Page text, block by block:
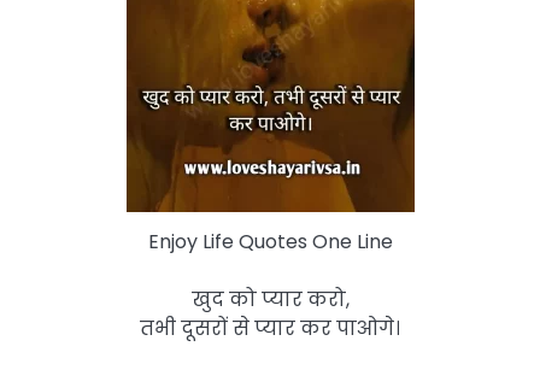
Enjoy Life Quotes One Line
खुद को प्यार करो,
तभी दूसरों से प्यार कर पाओगे।